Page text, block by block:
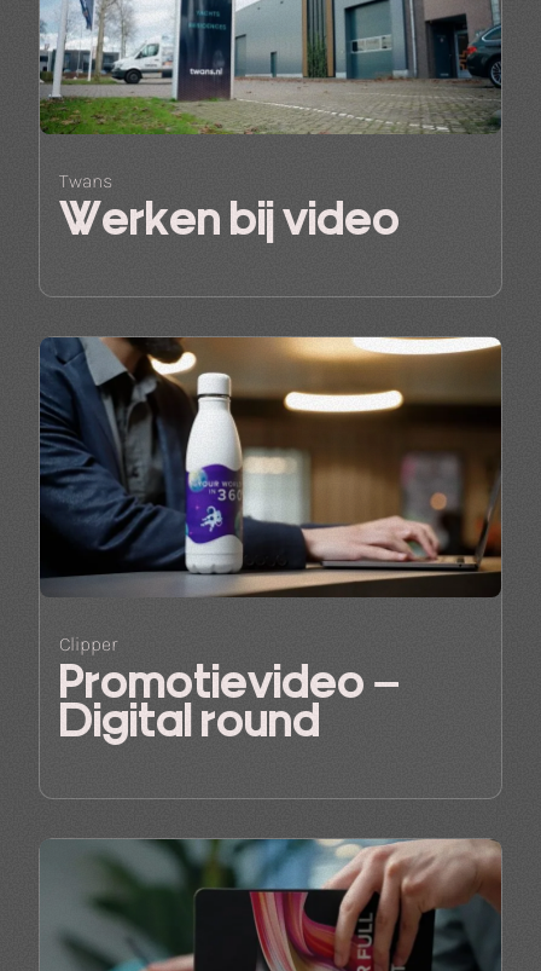
Twans
Werken bij video
Clipper
Promotievideo –
Digital round